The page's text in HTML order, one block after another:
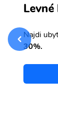
Najdi
30%.